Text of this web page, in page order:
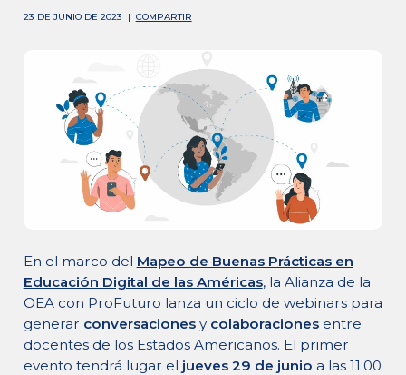
23 DE JUNIO DE 2023 | COMPARTIR
En el marco del Mapeo de Buenas Prácticas en
Educación Digital de las Américas, la Alianza de la
OEA con ProFuturo lanza un ciclo de webinars para
generar conversacionesy colaboracionesentre
docentes de los Estados Americanos. El primer
evento tendrá lugar el jueves 29 de junio a las 11:00